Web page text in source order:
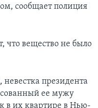
сообщает полиция
что вещество не было
президента
ее мужу
в их квартире в Нью-